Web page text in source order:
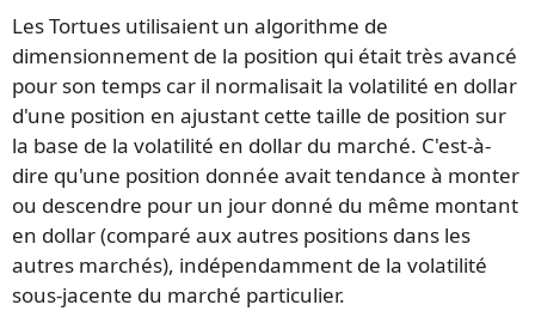
Les Tortues utilisaient un algorithme de
dimensionnement de la position qui était très avancé
pour son temps car il normalisait la volatilité en dollar
d'une position en ajustant cette taille de position sur
la base de la volatilité en dollar du marché. C'est-à-
dire qu'une position donnée avait tendance à monter
ou descendre pour un jour donné du même montant
en dollar (comparé aux autres positions dans les
autres marchés), indépendamment de la volatilité
sous-jacente du marché particulier.